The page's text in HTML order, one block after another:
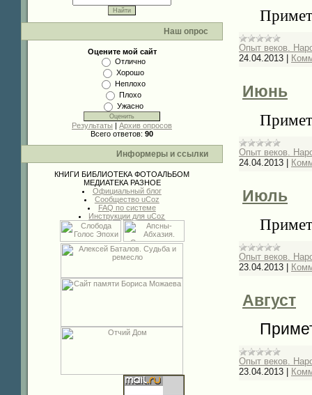
Наш опрос
Оцените мой сайт
Отлично
Хорошо
Неплохо
Плохо
Ужасно
Результаты | Архив опросов
Всего ответов: 90
Информеры и ссылки
КНИГИ БИБЛИОТЕКА ФОТОАЛЬБОМ
МЕДИАТЕКА РАЗНОЕ
Официальный блог
Сообщество uCoz
FAQ по системе
Инструкции для uCoz
Опыт веков.
24.04.2013
Июнь
Опыт веков.
24.04.2013
Июль
Опыт веков.
23.04.2013
Август
Опыт веков.
23.04.2013